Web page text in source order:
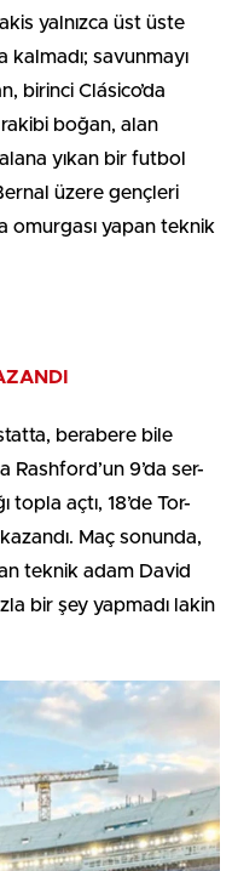
yalnızca üst üste
savunmayı
birinci Clásico’da
boğan, alan
yıkan bir futbol
üzere gençleri
omurgası yapan teknik
berabere bile
Rashford’un 9’da ser-
açtı, 18’de Tor-
Maç sonunda,
teknik adam David
bir şey yapmadı lakin